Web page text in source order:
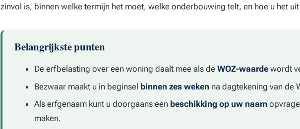
zinvol is, binnen welke termijn het moet, welke onderbouwing telt, en hoe u het
Belangrijkste punten
De erfbelasting over een woning daalt mee als de WOZ-waarde wordt
Bezwaar maakt u in beginsel binnen zes weken na dagtekening van de
Als erfgenaam kunt u doorgaans een beschikking op uw naam
maken.